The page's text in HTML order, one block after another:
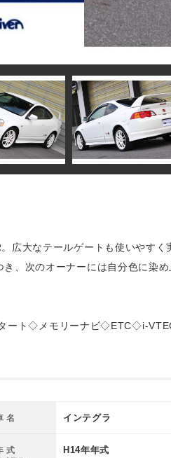
広大なテールゲートも使いやすく
、次のオーナーには自分色に染
ート◇メモリーナビ◇ETC◇i-
名 インテグラ
式 H14年年式